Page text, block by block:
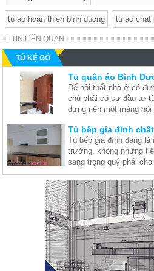
tu ao hoan thien binh duong tu ao chat
TIN LIÊN QUAN
TỦ KỆ GỖ
Tủ quần áo Bình
Để nội thất nhà ở có
chủ phải có sự đầu tư
dựng nên một mảng
tôi có thể giúp bạn
cho bạn nội thất tốt tại
quần áo Bình Dương.
Tủ bếp gia đình
Tủ bếp gia đình đang là
trường, không những
sang trọng quý phái
Xưởng mộc Bình
tủ bếp gia đình hân
Nơi cung cấp tủ kệ
ở Bình Dương
Nội thất căn nhà hoàn
kệ trưng bày, để trang
thêm xinh đẹp và lộng
là nơi cung cấp tủ kệ
dành cho bạn.
Nơi cung cấp tủ áo
Dương
Trong bất kỳ ý tưởng
bạn biết, chiếc giường